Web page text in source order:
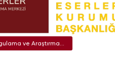
ve Araştırma